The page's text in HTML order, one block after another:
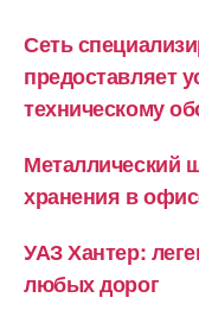
Сеть
предоставляет
техническому
Металлический
хранения в
УАЗ Хантер:
любых дорог